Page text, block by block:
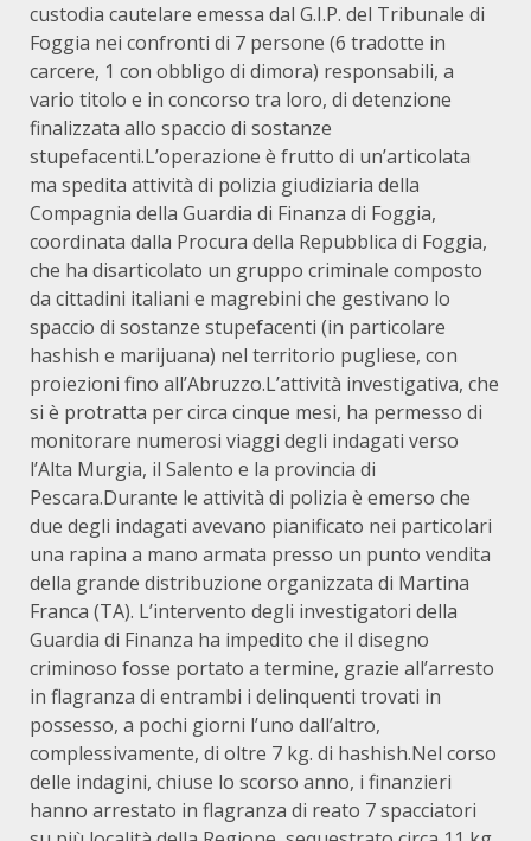
custodia cautelare emessa dal G.I.P. del Tribunale di
Foggia nei confronti di 7 persone (6 tradotte in
carcere, 1 con obbligo di dimora) responsabili, a
vario titolo e in concorso tra loro, di detenzione
finalizzata allo spaccio di sostanze
stupefacenti.L’operazione è frutto di un’articolata
ma spedita attività di polizia giudiziaria della
Compagnia della Guardia di Finanza di Foggia,
coordinata dalla Procura della Repubblica di Foggia,
che ha disarticolato un gruppo criminale composto
da cittadini italiani e magrebini che gestivano lo
spaccio di sostanze stupefacenti (in particolare
hashish e marijuana) nel territorio pugliese, con
proiezioni fino all’Abruzzo.L’attività investigativa, che
si è protratta per circa cinque mesi, ha permesso di
monitorare numerosi viaggi degli indagati verso
l’Alta Murgia, il Salento e la provincia di
Pescara.Durante le attività di polizia è emerso che
due degli indagati avevano pianificato nei particolari
una rapina a mano armata presso un punto vendita
della grande distribuzione organizzata di Martina
Franca (TA). L’intervento degli investigatori della
Guardia di Finanza ha impedito che il disegno
criminoso fosse portato a termine, grazie all’arresto
in flagranza di entrambi i delinquenti trovati in
possesso, a pochi giorni l’uno dall’altro,
complessivamente, di oltre 7 kg. di hashish.Nel corso
delle indagini, chiuse lo scorso anno, i finanzieri
hanno arrestato in flagranza di reato 7 spacciatori